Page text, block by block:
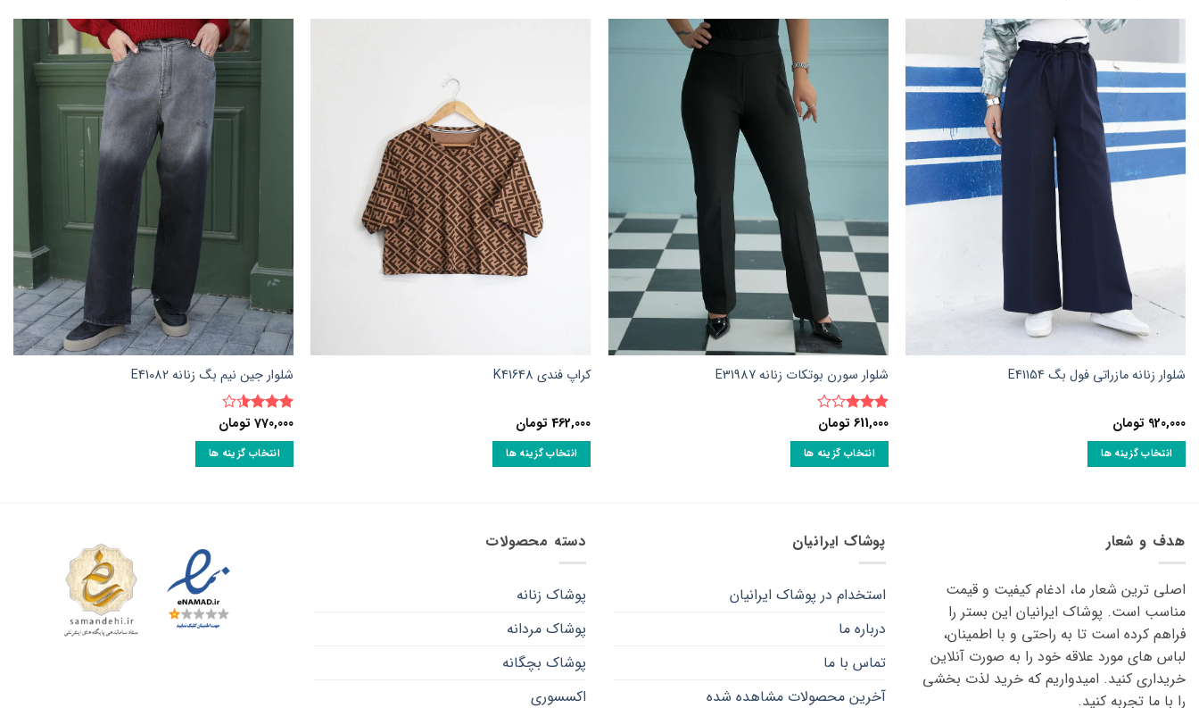
شلوار زنانه مازراتی فول بگ E41154
920,000 تومان
انتخاب گزینه ها
انواع
مختلفی
می
باشد.
گزینه
ها
ممکن
است
در
شلوار سورن بوتکات زنانه E31987
نمره3611,000 تومان
انتخاب گزینه ها
انواع
مختلفی
باشد.
گزینه
ها
ممکن
در
کراپ فندی K41648
462,000 تومان
انتخاب گزینه ها
انواع
مختلفی
باشد.
گزینه
ها
ممکن
در
شلوار جین نیم بگ زنانه E41082
نمره
770,000 تومان
انتخاب گزینه ها
هدف و شعار
اصلی ترین شعار ما، ادغام کیفیت و قیمت
مناسب است. پوشاک ایرانیان این بستر را
فراهم کرده است تا به راحتی و با اطمینان،
لباس های مورد علاقه ‌خود را به صورت آنلاین
خریداری کنید. امیدواریم که خرید لذت ‌بخشی
را با ما تجربه کنید.
پوشاک ایرانیان
استخدام در پوشاک ایرانیان
درباره ما
تماس با ما
آخرین محصولات مشاهده شده
دسته محصولات
پوشاک زنانه
پوشاک مردانه
پوشاک بچگانه
اکسسوری